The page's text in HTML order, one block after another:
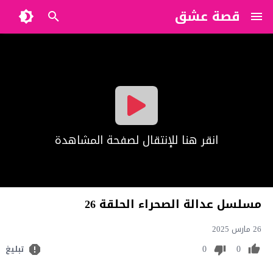
قصة عشق
?>
انقر هنا للإنتقال لصفحة المشاهدة
مسلسل عدالة الصحراء الحلقة 26
26 مارس 2025
0
0 تبليغ